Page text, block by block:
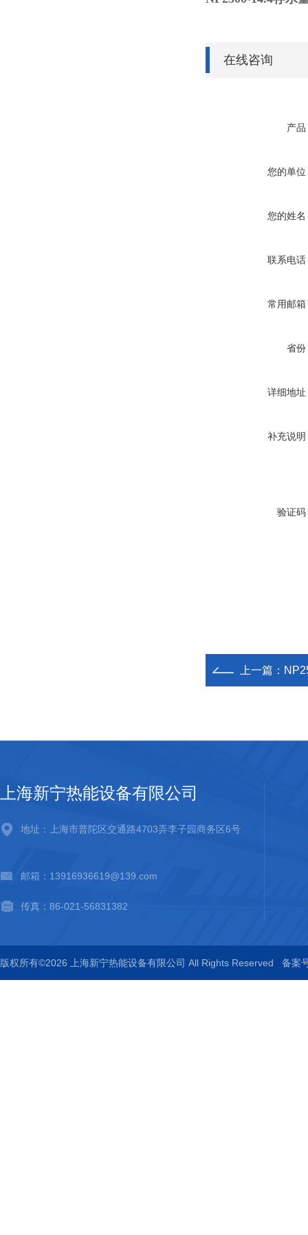
在线咨询
产品
您的单位
您的姓名
联系电话
常用邮箱
省份
详细地址
补充说明
验证码
上一篇：
上海新宁热能设备有限公司
地址：上海市普陀区交通路4703弄李子园商务区6号
邮箱：13916936619@139.com
传真：86-021-56831382
版权所有©2026 上海新宁热能设备有限公司 All Rights Reserved 备案